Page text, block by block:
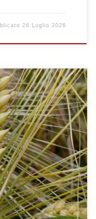
26 Luglio 2026
Lasciate
mietitura (Mt 13, 24-
10:00 – 19:00 ore
2026 ore
–